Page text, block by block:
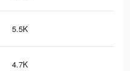
5.5K
4.7K